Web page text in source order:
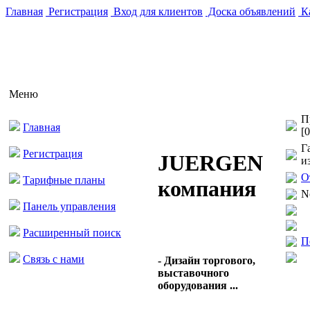
Главная Регистрация Вход для клиентов Доска объявлений
Меню
Главная
Регистрация
Тарифные планы
Панель управления
Расширенный поиск
Связь с нами
JUERGEN
компания
- Дизайн торгового,
выставочного
оборудования ...